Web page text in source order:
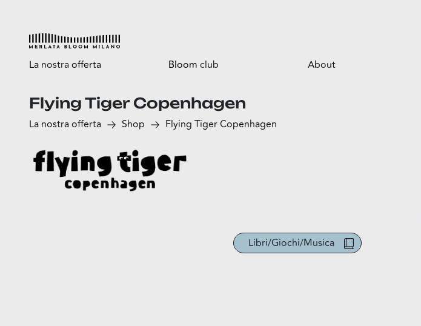
La nostraofferta
Esplora
Shop
Fun
Bloom club
Tutti i vantaggi
Bloomtasty
About
Flying Tiger Copenhagen
La nostra offerta Shop Flying Tiger Copenhagen
Libri/Giochi/Musica